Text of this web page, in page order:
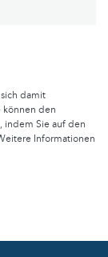
damit
können den
indem Sie auf den
Informationen